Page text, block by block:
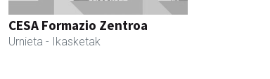
CESA Formazio Zentroa
Urnieta - Ikasketak